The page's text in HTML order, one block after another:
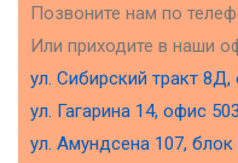
Позвоните нам по
Или приходите в наши
ул. Сибирский тракт 8Д,
ул. Гагарина 14, офис 503
ул. Амундсена 107,